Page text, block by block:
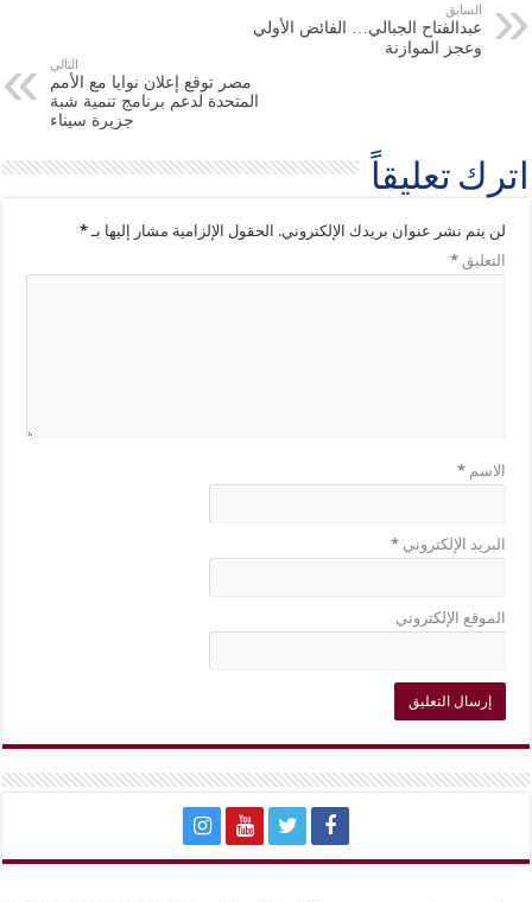
السابق
عبدالفتاح الجبالي… الفائض الأولي
وعجز الموازنة
التالي
مصر توقع إعلان نوايا مع الأمم
المتحدة لدعم برنامج تنمية شبة
جزيرة سيناء
اترك تعليقاً
لن يتم نشر عنوان بريدك الإلكتروني. الحقول الإلزامية مشار إليها بـ*
التعليق*
الاسم*
البريد الإلكتروني*
الموقع الإلكتروني